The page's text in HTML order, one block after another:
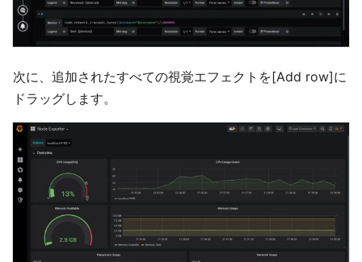
次に、追加されたすべての視覚エフェクトを[Add row]に
ドラッグします。